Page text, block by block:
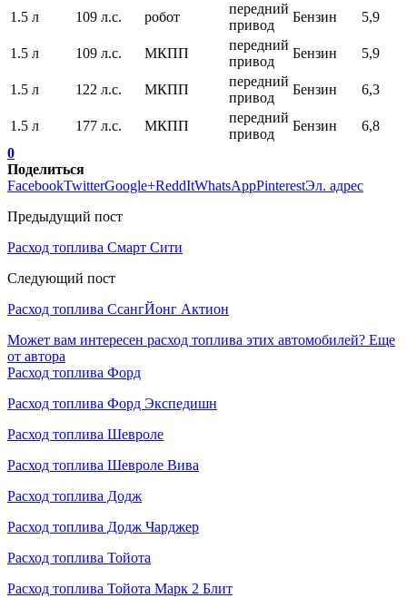
1.5 л 109 л.с. робот
передний
привод
Бензин 5,9
1.5 л 109 л.с. МКПП
передний
привод
Бензин 5,9
1.5 л 122 л.с. МКПП
передний
привод
Бензин 6,3
1.5 л 177 л.с. МКПП
передний
привод
Бензин
6,8
0
Поделиться
FacebookTwitterGoogle+ReddItWhatsAppPinterestЭл. адрес
Предыдущий пост
Расход топлива Смарт Сити
Следующий пост
Расход топлива СсангЙонг Актион
Может вам интересен расход топлива этих автомобилей? Еще
от автора
Расход топлива Форд
Расход топлива Форд Экспедишн
Расход топлива Шевроле
Расход топлива Шевроле Вива
Расход топлива Додж
Расход топлива Додж Чарджер
Расход топлива Тойота
Расход топлива Тойота Марк 2 Блит